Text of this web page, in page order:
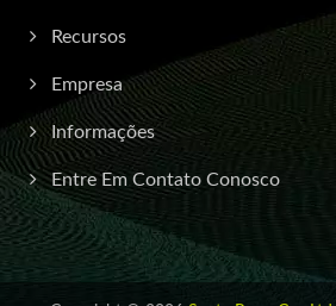
Recursos
Empresa
Informações
Entre Em Contato Conosco